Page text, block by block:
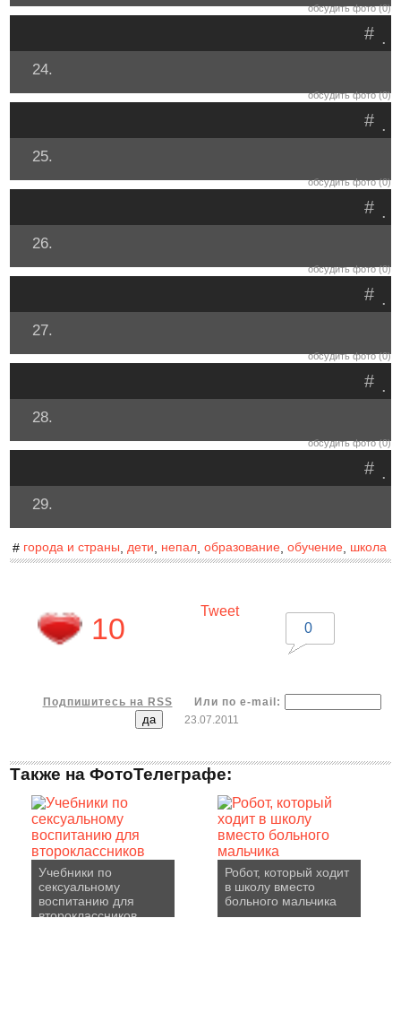
обсудить фото (0)
.
#
24.
обсудить фото (0)
.
#
25.
обсудить фото (0)
.
#
26.
обсудить фото (0)
.
#
27.
обсудить фото (0)
.
#
28.
обсудить фото (0)
.
#
29.
# города и страны дети непал, образование, обучение, школа
10
Tweet
0
Подпишитесь на RSS
Или по e-mail:
23.07.2011
Также на ФотоТелеграфе:
Учебники по
сексуальному
воспитанию для
второклассников
Робот, который ходит
в школу вместо
больного мальчика